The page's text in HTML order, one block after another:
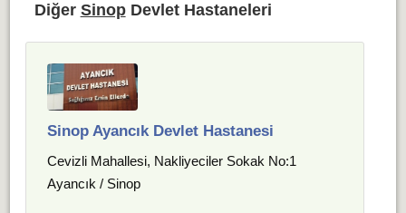
Diğer SinopDevlet Hastaneleri
Sinop Ayancık Devlet Hastanesi
Cevizli Mahallesi, Nakliyeciler Sokak No:1
Ayancık / Sinop